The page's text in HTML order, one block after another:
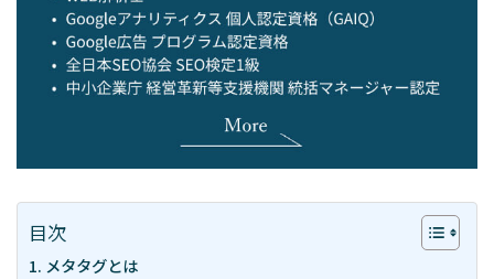
– WEBデータ分析
– WEB広告
「WEBマーケティングを徹底解説」
お問い合わせ
目次
メタタグとは